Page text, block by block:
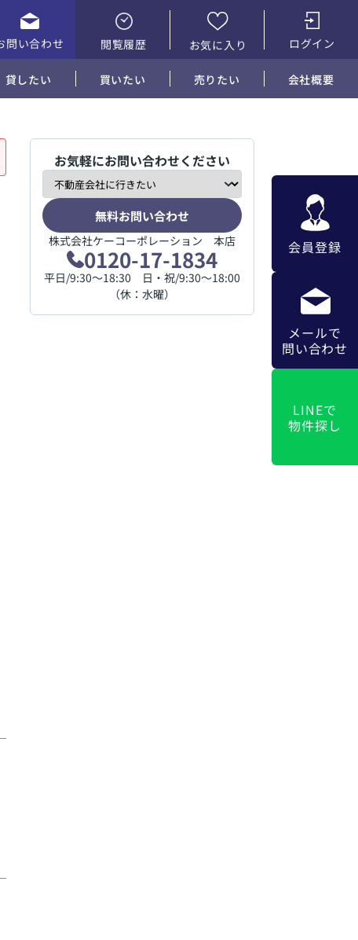
問い合わせ 閲覧履歴 お気に入り ログイン
貸したい 買いたい 売りたい 会社概要
会員登録
メールで
問い合わせ
LINEで
物件探し
お気軽にお問い合わせください
無料お問い合わせ
株式会社ケーコーポレーション 本店
0120-17-1834
平日/9:30～18:30 日・祝/9:30～18:00
（休：水曜）